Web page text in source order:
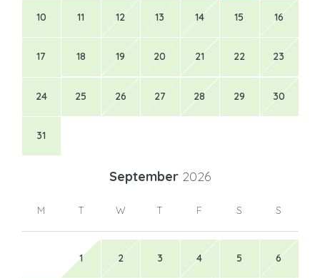
10 11 12 13 14 15 16
17 18 19 20 21 22 23
24 25 26 27 28 29 30
31
September 2026
M T W T F S S
1 2 3 4 5 6